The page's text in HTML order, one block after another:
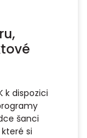
k dispozici
šanci
si